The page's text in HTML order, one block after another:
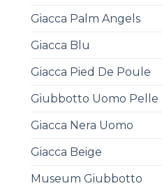
Giacca Palm Angels
Giacca Blu
Giacca Pied De Poule
Giubbotto Uomo Pelle
Giacca Nera Uomo
Giacca Beige
Museum Giubbotto